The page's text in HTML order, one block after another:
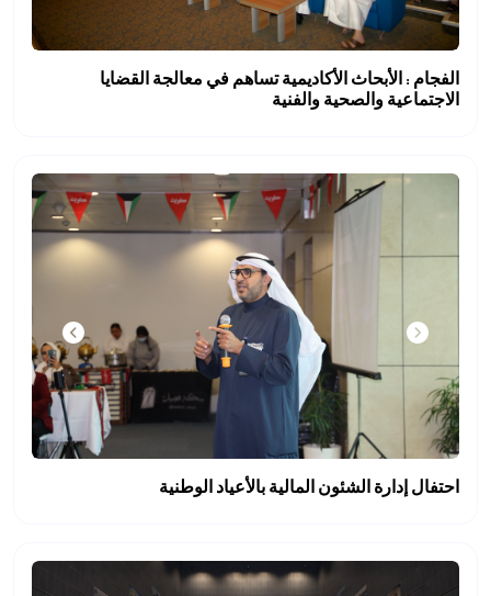
الفجام : الأبحاث الأكاديمية تساهم في معالجة القضايا
الاجتماعية والصحية والفنية
​احتفال إدارة الشئون المالية بالأعياد الوطنية